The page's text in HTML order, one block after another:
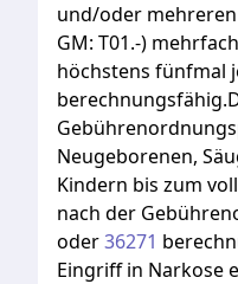
und/oder mehreren
GM: T01.-) mehrfach
höchstens fünfmal
Neugeborenen,
Kindern bis zum
nach der
oder36271
Eingriffin Narkose